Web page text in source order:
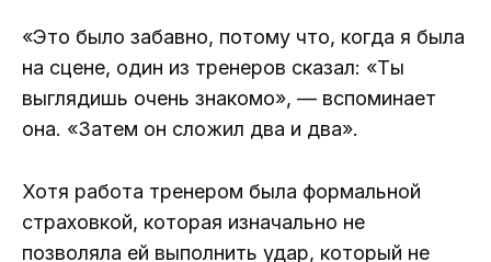
«Это было забавно, потому что, когда я была
на сцене, один из тренеров сказал: «Ты
выглядишь очень знакомо», — вспоминает
она. «Затем он сложил два и два».
Хотя работа тренером была формальной
страховкой, которая изначально не
позволяла ей выполнить удар, который не